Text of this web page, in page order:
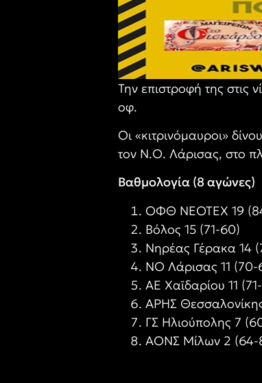
Την επιστροφή της στις
οφ.
Οι «κιτρινόμαυροι»
τον Ν.Ο. Λάρισας, στο
Βαθμολογία (8 αγώνες)
ΟΦΘ ΝΕΟΤΕΧ 19
Βόλος 15 (71-60)
Νηρέας Γέρακα 14
ΝΟ Λάρισας 11 (70-
ΑΕ Χαϊδαρίου 11
ΑΡΗΣ
ΓΣ Ηλιούπολης 7
ΑΟΝΣ Μίλων 2 (64-